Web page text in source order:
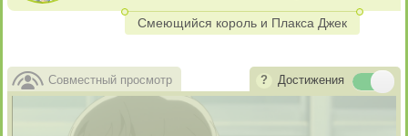
Смеющийся король и Плакса Джек
Совместный просмотр Достижения